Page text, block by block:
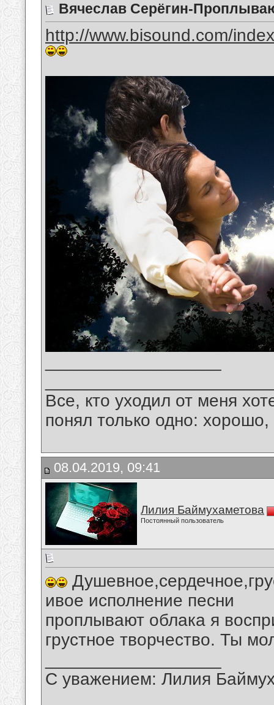
Вячеслав Серёгин-
http://www.bisound.com/
Все, кто уходил от меня
понял только одно:
08.04.2019, 09:41
Лилия Баймухаметова
Постоянный пользователь
ивое исполнение песни
проплывают облака я
грустное творчество. Ты
С уважением: Лилия